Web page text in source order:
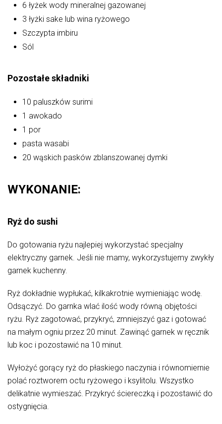
6 łyżek wody mineralnej gazowanej
3 łyżki sake lub wina ryżowego
Szczypta imbiru
Sól
Pozostałe składniki
10 paluszków surimi
1 awokado
1 por
pasta wasabi
20 wąskich pasków zblanszowanej dymki
WYKONANIE:
Ryż do sushi
Do gotowania ryżu najlepiej wykorzystać specjalny
elektryczny garnek. Jeśli nie mamy, wykorzystujemy zwykły
garnek kuchenny.
Ryż dokładnie wypłukać, kilkakrotnie wymieniając wodę.
Odsączyć. Do garnka wlać ilość wody równą objętości
ryżu. Ryż zagotować, przykryć, zmniejszyć gaz i gotować
na małym ogniu przez 20 minut. Zawinąć garnek w ręcznik
lub koc i pozostawić na 10 minut.
Wyłożyć gorący ryż do płaskiego naczynia i równomiernie
polać roztworem octu ryżowego i ksylitolu. Wszystko
delikatnie wymieszać. Przykryć ściereczką i pozostawić do
ostygnięcia.